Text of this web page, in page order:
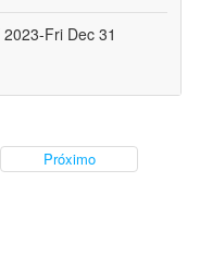
Fri Dec 31
Próximo